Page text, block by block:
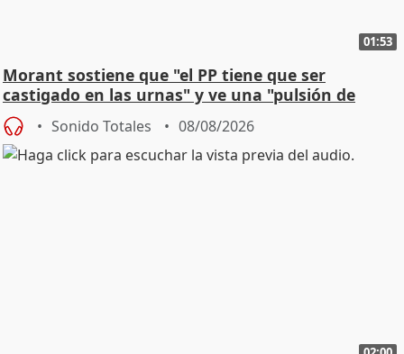
01:53
Morant sostiene que "el PP tiene que ser
castigado en las urnas" y ve una "pulsión de
cambio"
Sonido Totales 08/08/2026